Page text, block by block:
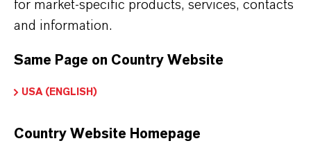
ist.
KUNDINNEN UND KUNDEN!
Partner für Ihr Unternehmen ist
for market-specific products, services, contacts
and information.
Same Page on Country Website
USA (ENGLISH)
Country Website Homepage